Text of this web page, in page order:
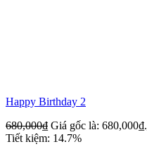
Happy Birthday 2
680,000₫ Giá gốc là: 680,000₫.
Tiết kiệm: 14.7%